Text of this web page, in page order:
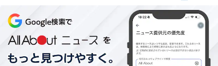
View this post on Instagram